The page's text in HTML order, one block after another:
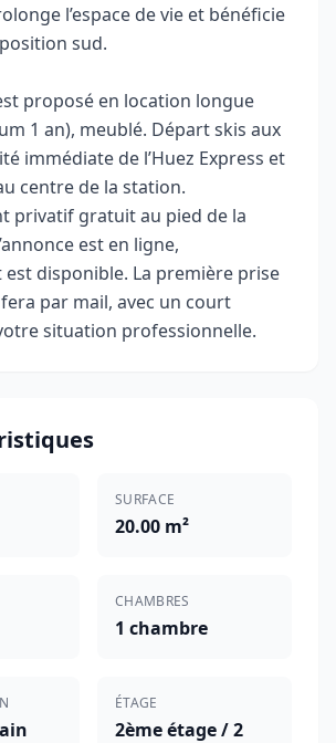
l’espace de vie et bénéficie
sud.
proposé en location longue
1 an), meublé. Départ skis aux
immédiate de l’Huez Express et
centre de la station.
privatif gratuit au pied de la
est en ligne,
est disponible. La première prise
par mail, avec un court
situation professionnelle.
SURFACE
20.00 m²
CHAMBRES
1 chambre
ÉTAGE
2ème étage / 2